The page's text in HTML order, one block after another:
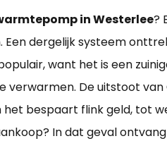
in Westerlee?
dergelijk systeem
want het is een
verwarmen. De uitstoot van
bespaart flink geld, tot
In dat geval